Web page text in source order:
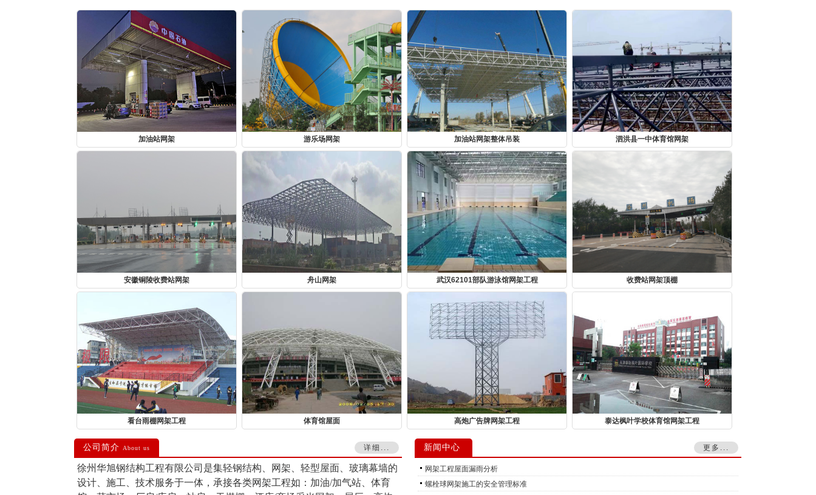
加油站网架 游乐场网架 加油站网架整体吊装 泗洪县一中体育馆网架
安徽铜陵收费站网架 舟山网架 武汉62101部队游泳馆网架工程 收费站网架顶棚
看台雨棚网架工程 体育馆屋面 高炮广告牌网架工程 泰达枫叶学校体育馆网架工程
公司简介 About us 详细...
徐州华旭钢结构工程有限公司是集轻钢结构、网架、轻型屋面、玻璃幕墙的
设计、施工、技术服务于一体，承接各类网架工程如：加油/加气站、体育
新闻中心 更多...
网架工程屋面漏雨分析
螺栓球网架施工的安全管理标准